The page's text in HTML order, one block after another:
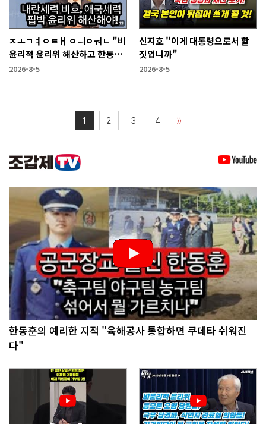
ㅈㅗㄱㅕㅇㅌㅐ ㅇㅢㅇㅝㄴ "비
윤리적 윤리위 해산하고 한동훈
복당 시켜야"
2026-8-5
신지호 "이게 대통령으로서 할
짓입니까"
2026-8-5
1 2 3 4 〉〉
한동훈의 예리한 지적 "육해공사 통합하면 쿠데타 쉬워진
다"